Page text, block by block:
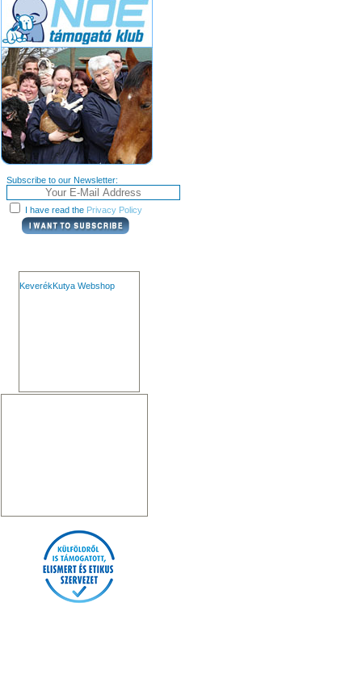
Subscribe to our Newsletter:
I have read the Privacy Policy
KeverékKutya Webshop